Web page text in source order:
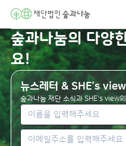
숲과나눔의 다양
요!
뉴스레터 & SHE’s
숲과나눔 재단 소식과 SHE's view